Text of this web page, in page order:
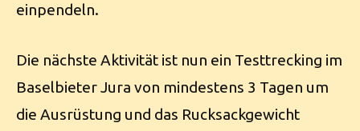
einpendeln.
Die nächste Aktivität ist nun ein Testtrecking im
Baselbieter Jura von mindestens 3 Tagen um
die Ausrüstung und das Rucksackgewicht